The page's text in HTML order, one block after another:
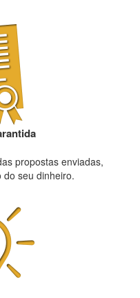
propostas enviadas,
seu dinheiro.